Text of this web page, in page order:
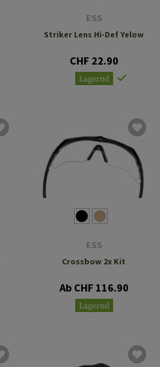
ESS
Striker Lens Hi-Def Yelow
CHF 22.90
Lagernd
ESS
Crossbow 2x Kit
Ab CHF 116.90
Lagernd